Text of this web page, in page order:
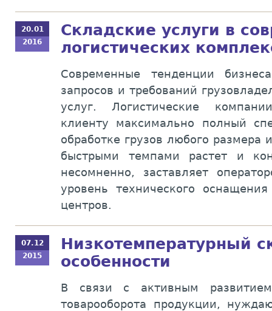
20.01
2016
Складские услуги в
логистических
Современные тенденции
запросов и требований
услуг. Логистические
клиенту максимально полный
обработке грузов любого
быстрыми темпами растет и
несомненно, заставляет
уровень технического
центров.
07.12
2015
Низкотемпературный
особенности
В связи с активным
товарооборота продукции,